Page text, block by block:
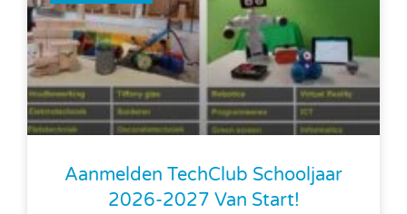
Aanmelden TechClub Schooljaar
2026-2027 Van Start!